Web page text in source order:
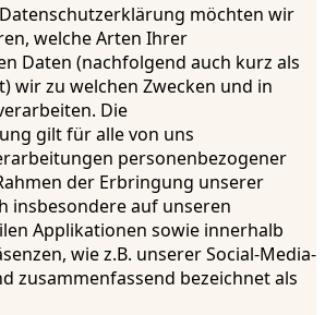
möchten wir
welche Arten Ihrer
Daten (nachfolgend auch kurz als
wir zu welchen Zwecken und in
Die
gilt für alle von uns
personenbezogener
der Erbringung unserer
insbesondere auf unseren
Applikationen sowie innerhalb
wie z.B. unserer Social-Media-
zusammenfassend bezeichnet als